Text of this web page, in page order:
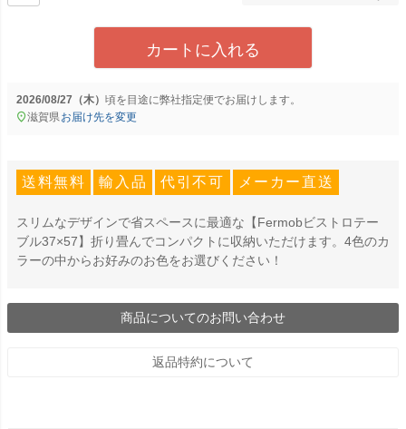
カートに入れる
2026/08/27（木） に弊社指定便でお届けします。
滋賀県お届け先を変更
送料無料 輸入品 代引不可 メーカー直送
スリムなデザインで省スペースに最適な【Fermobビストロテー
ブル37×57】折り畳んでコンパクトに収納いただけます。4色のカ
ラーの中からお好みのお色をお選びください！
商品についてのお問い合わせ
返品特約について